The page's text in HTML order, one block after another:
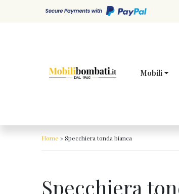
Mobili
Home »Specchiera tonda bianca
Specchiera